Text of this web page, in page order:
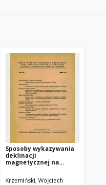
Sposoby wykazywania
deklinacji
magnetycznej na
topograficznych
Krzemiński, Wojciech